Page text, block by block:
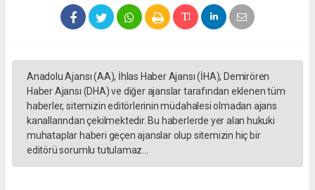
Anadolu Ajansı (AA), İhlas Haber Ajansı (İHA), Demirören
Haber Ajansı (DHA) ve diğer ajanslar tarafından eklenen tüm
haberler, sitemizin editörlerinin müdahalesi olmadan ajans
kanallarından çekilmektedir. Bu haberlerde yer alan hukuki
muhataplar haberi geçen ajanslar olup sitemizin hiç bir
editörü sorumlu tutulamaz...